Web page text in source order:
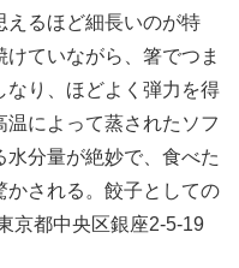
えるほど細長いのが特
ていながら、箸でつま
なり、ほどよく弾力を得
によって蒸されたソフ
水分量が絶妙で、食べた
かされる。餃子としての
京都中央区銀座2-5-19